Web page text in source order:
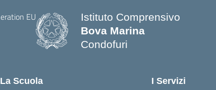
Istituto Comprensivo
Bova Marina
Condofuri
La Scuola I Servizi